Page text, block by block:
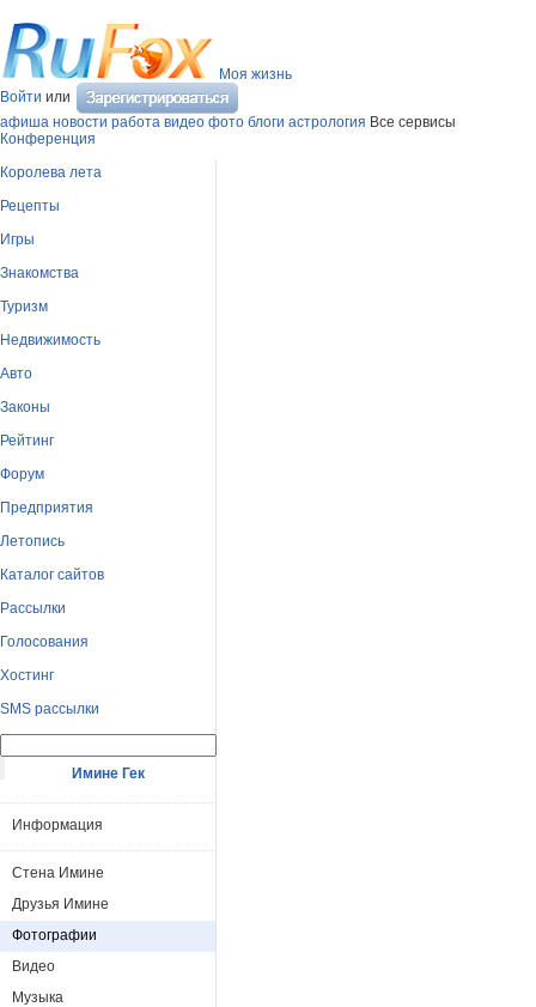
Моя жизнь
Войти или
афиша новости работа видео фото блоги астрология Все сервисы
Конференция
Королева лета
Рецепты
Игры
Знакомства
Туризм
Недвижимость
Авто
Законы
Рейтинг
Форум
Предприятия
Летопись
Каталог сайтов
Рассылки
Голосования
Хостинг
SMS рассылки
Имине Гек
Информация
Стена Имине
Друзья Имине
Фотографии
Видео
Музыка